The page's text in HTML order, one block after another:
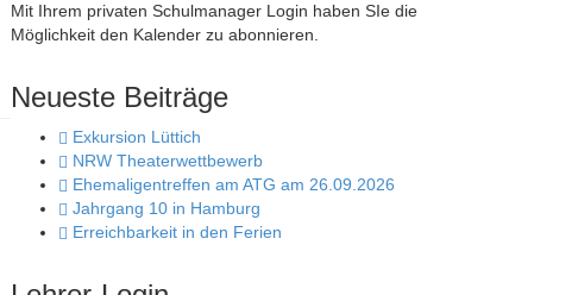
Mit Ihrem privaten Schulmanager Login haben SIe die
Möglichkeit den Kalender zu abonnieren.
Neueste Beiträge
Exkursion Lüttich
NRW Theaterwettbewerb
Ehemaligentreffen am ATG am 26.09.2026
Jahrgang 10 in Hamburg
Erreichbarkeit in den Ferien